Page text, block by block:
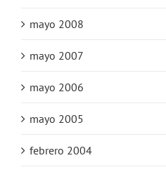
mayo 2008
mayo 2007
mayo 2006
mayo 2005
febrero 2004